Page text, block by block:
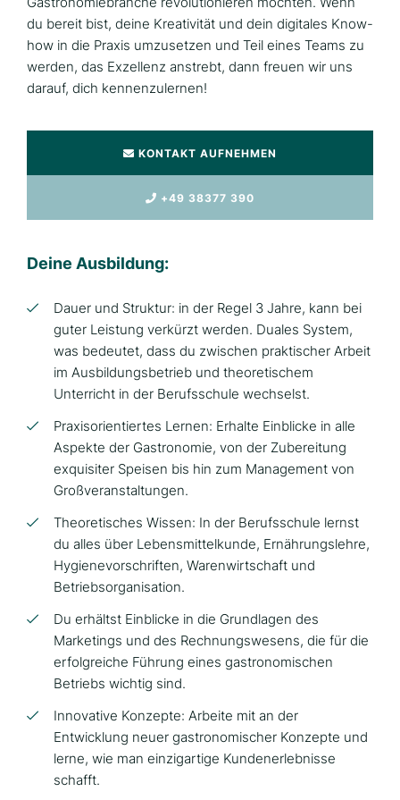
du bereit bist, deine Kreativität und dein digitales Know-
how in die Praxis umzusetzen und Teil eines Teams zu
werden, das Exzellenz anstrebt, dann freuen wir uns
darauf, dich kennenzulernen!
KONTAKT AUFNEHMEN
+49 38377 390
Deine Ausbildung:
Dauer und Struktur: in der Regel 3 Jahre, kann bei
guter Leistung verkürzt werden. Duales System,
was bedeutet, dass du zwischen praktischer Arbeit
im Ausbildungsbetrieb und theoretischem
Unterricht in der Berufsschule wechselst.
Praxisorientiertes Lernen: Erhalte Einblicke in alle
Aspekte der Gastronomie, von der Zubereitung
exquisiter Speisen bis hin zum Management von
Großveranstaltungen.
Theoretisches Wissen: In der Berufsschule lernst
du alles über Lebensmittelkunde, Ernährungslehre,
Hygienevorschriften, Warenwirtschaft und
Betriebsorganisation.
Du erhältst Einblicke in die Grundlagen des
Marketings und des Rechnungswesens, die für die
erfolgreiche Führung eines gastronomischen
Betriebs wichtig sind.
Innovative Konzepte: Arbeite mit an der
Entwicklung neuer gastronomischer Konzepte und
lerne, wie man einzigartige Kundenerlebnisse
schafft.